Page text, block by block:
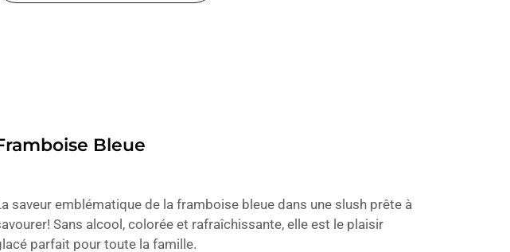
Bleue
saveur emblématique de la framboise bleue dans une slush prête à
Sans alcool, colorée et rafraîchissante, elle est le plaisir
parfait pour toute la famille.